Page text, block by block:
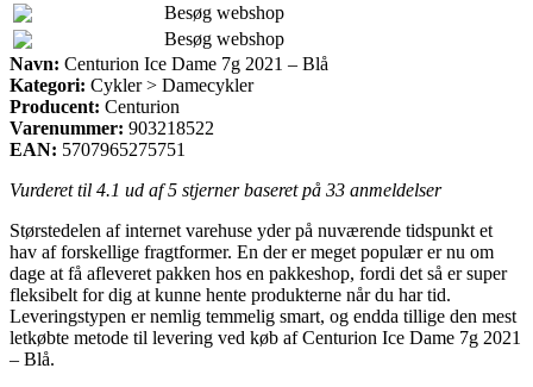
Besøg webshop
Besøg webshop
Navn: Centurion Ice Dame 7g 2021 – Blå
Kategori: Cykler > Damecykler
Producent: Centurion
Varenummer: 903218522
EAN: 5707965275751
Vurderet til 4.1 ud af 5 stjerner baseret på 33 anmeldelser
Størstedelen af internet varehuse yder på nuværende tidspunkt et
hav af forskellige fragtformer. En der er meget populær er nu om
dage at få afleveret pakken hos en pakkeshop, fordi det så er super
fleksibelt for dig at kunne hente produkterne når du har tid.
Leveringstypen er nemlig temmelig smart, og endda tillige den mest
letkøbte metode til levering ved køb af Centurion Ice Dame 7g 2021
– Blå.